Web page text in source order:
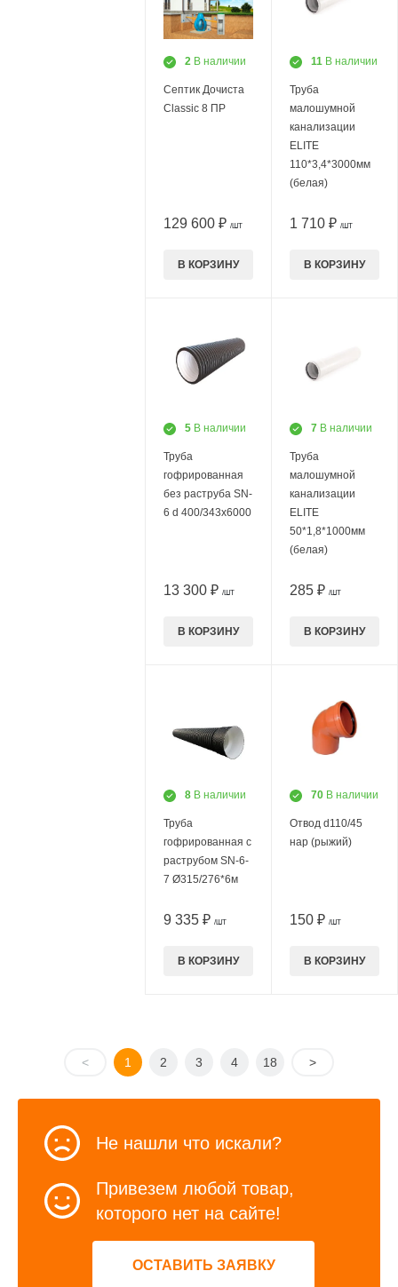
2 В наличии
Септик Дочиста
Classic 8 ПР
129 600 ₽ /ШТ
В КОРЗИНУ
11 В наличии
Труба
малошумной
канализации
ELITE
110*3,4*3000мм
(белая)
1 710 ₽ /ШТ
В КОРЗИНУ
5 В наличии
Труба
гофрированная
без раструба SN-
6 d 400/343х6000
13 300 ₽ /ШТ
В КОРЗИНУ
7 В наличии
Труба
малошумной
канализации
ELITE
50*1,8*1000мм
(белая)
285 ₽ /ШТ
В КОРЗИНУ
8 В наличии
Труба
гофрированная с
раструбом SN-6-
7 Ø315/276*6м
9 335 ₽ /ШТ
В КОРЗИНУ
70 В наличии
Отвод d110/45
нар (рыжий)
150 ₽ /ШТ
В КОРЗИНУ
< 1 2 3 4 18 >
Не нашли что искали?
Привезем любой товар,
которого нет на сайте!
ОСТАВИТЬ ЗАЯВКУ